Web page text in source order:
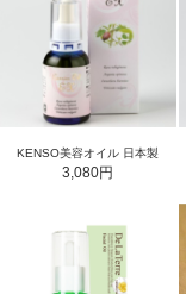
KENSO美容オイル 日本製
3,080円